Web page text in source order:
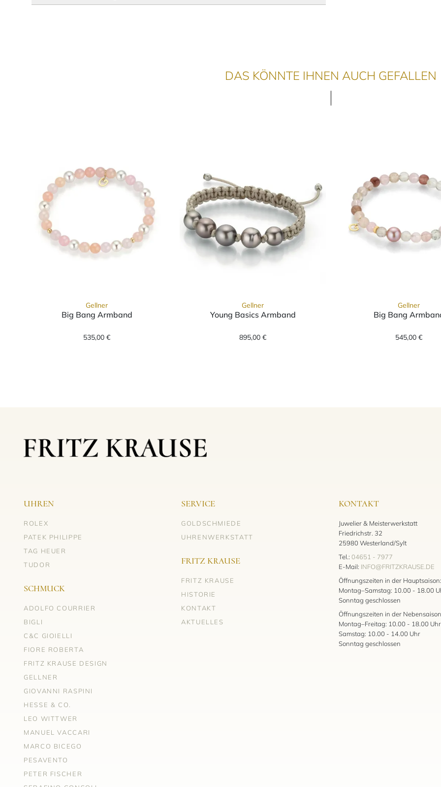
DAS KÖNNTE IHNEN AUCH GEFALLEN
Gellner
Big Bang Armband
535,00 €
Gellner
Young Basics Armband
895,00 €
Gellner
Big Bang
545,00 €
UHREN
ROLEX
PATEK PHILIPPE
TAG HEUER
TUDOR
SCHMUCK
ADOLFO COURRIER
BIGLI
C&C GIOIELLI
FIORE ROBERTA
FRITZ KRAUSE DESIGN
GELLNER
GIOVANNI RASPINI
HESSE & CO.
LEO WITTWER
MANUEL VACCARI
MARCO BICEGO
PESAVENTO
PETER FISCHER
SERVICE
GOLDSCHMIEDE
UHRENWERKSTATT
FRITZ KRAUSE
FRITZ KRAUSE
HISTORIE
KONTAKT
AKTUELLES
KONTAKT
Juwelier & Meisterwerkstatt
Friedrichstr. 32
25980 Westerland/Sylt
Tel.: 04651 - 7977
E-Mail: INFO@FRITZKRAUSE.DE
Öffnungszeiten in der Hauptsaison:
Montag–Samstag: 10.00 - 18.00
Sonntag geschlossen
Öffnungszeiten in der
Montag–Freitag: 10.00 - 18.00 Uhr
Samstag: 10.00 - 14.00 Uhr
Sonntag geschlossen